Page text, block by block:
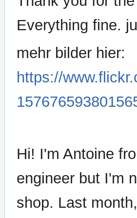
Everything fine.
mehr bilder hier:
https://
Hi! I'm Antoine
engineer but I'm
shop. Last